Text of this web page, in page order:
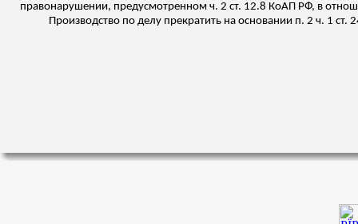
правонарушении, предусмотренном ч. 2 ст. 12.8 КоАП РФ, в
Производство по делу прекратить на основании п. 2 ч. 1